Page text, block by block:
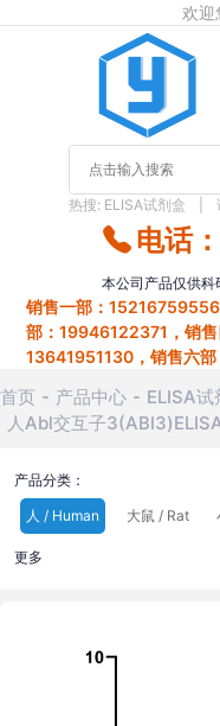
欢迎
热搜: ELISA试剂盒
电话
本公司产品仅供科
销售一部：
部：19946122371，销
13641951130，销售六
首页 产品中心 ELISA试
人Abl交互子
产品分类：
人 / Human
大鼠 / Rat
更多